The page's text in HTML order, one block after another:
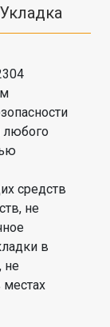
Укладка
любого
средств
не
в
не
местах